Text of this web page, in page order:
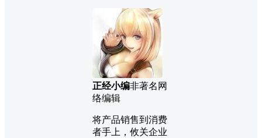
正经小编非著名网
络编辑
将产品销售到消费
者手上，攸关企业